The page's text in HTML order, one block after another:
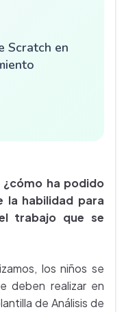
Scratch en
¿cómo ha podido
la habilidad para
trabajo que se
los niños se
deben realizar en
de Análisis de